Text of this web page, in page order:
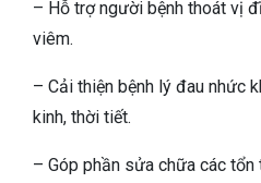
– Hỗ trợ người bệnh thoát vị
viêm.
– Cải thiện bệnh lý đau nhức
kinh, thời tiết.
– Góp phần sửa chữa các